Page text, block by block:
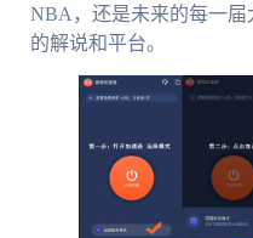
NBA，还是未来的每一
的解说和平台。